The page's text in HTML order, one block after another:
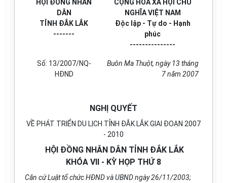
HỘI ĐỒ NG NHÂN
DÂN
TỈNH ĐẮK LẮK
-------
CỘNG HÒA XÃ HỘI CHỦ
NGHĨA VIỆT NAM
Độc lập - Tự do - Hạnh
phúc
---------------
Số: 13/2007/NQ-
HĐND
Buôn Ma Thuột, ngày 13 tháng
7 năm 2007
NGHỊ QUYẾT
VỀ PHÁT TRIỂN DU LỊCH TỈNH ĐẮK LẮK GIAI ĐOẠN 2007
- 2010
HỘI ĐỒNG NHÂN DÂN TỈNH ĐẮK LẮK
KHÓA VII - KỲ HỌP THỨ 8
Căn cứ Luật tổ chức HĐND và UBND ngày 26/11/2003;